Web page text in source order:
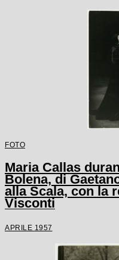
Antonio
FOTO
Maria Callas
Bolena, di
alla Scala, con la
Visconti
APRILE 1957